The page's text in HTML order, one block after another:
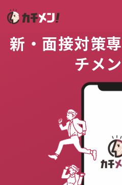
新・面接対策
チメン